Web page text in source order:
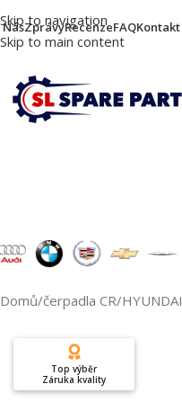
Skip to navigation
Skip to main content
NásZprávyRecenzeFAQKontakt
Domů/čerpadla CR/HYUNDAI
Top výběr
Záruka kvality